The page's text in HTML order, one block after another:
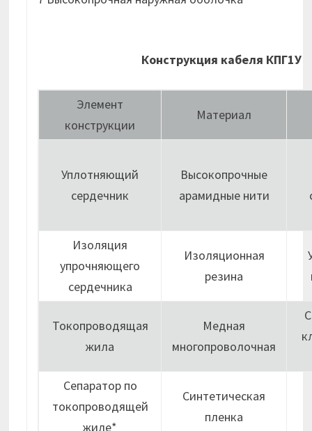
Конструкция кабеля КПГ1У
Элемент
конструкции
Материал
Уплотняющий
сердечник
Высокопрочные
арамидные нити
Изоляция
упрочняющего
сердечника
Изоляционная
резина
Токопроводящая
жила
Медная
многопроволочная
Сепаратор по
токопроводящей
жиле*
Синтетическая
пленка